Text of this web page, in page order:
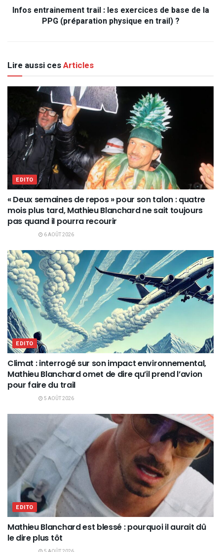
Infos entrainement trail : les exercices de base de la
PPG (préparation physique en trail) ?
Lire aussi cesArticles
EDITO
« Deux semaines de repos » pour son talon : quatre
mois plus tard, Mathieu Blanchard ne sait toujours
pas quand il pourra recourir
6 AOÛT 2026
EDITO
Climat : interrogé sur son impact environnemental,
Mathieu Blanchard omet de dire qu’il prend l’avion
pour faire du trail
5 AOÛT 2026
EDITO
Mathieu Blanchard est blessé : pourquoi il aurait dû
le dire plus tôt